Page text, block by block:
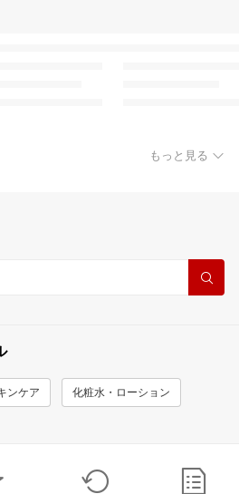
もっと見る
ンケア 化粧水・ローション